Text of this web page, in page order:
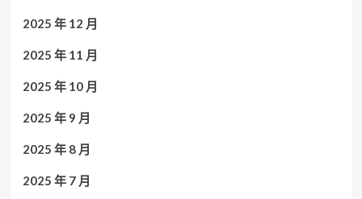
2025 年 12 月
2025 年 11 月
2025 年 10 月
2025 年 9 月
2025 年 8 月
2025 年 7 月